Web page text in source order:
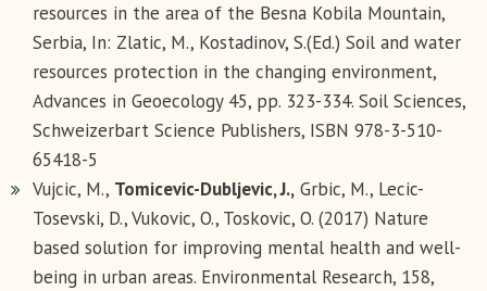
resources in the area of the Besna Kobila Mountain,
Serbia, In: Zlatic, M., Kostadinov, S.(Ed.) Soil and water
resources protection in the changing environment,
Advances in Geoecology 45, pp. 323-334. Soil Sciences,
Schweizerbart Science Publishers, ISBN 978-3-510-
65418-5
Vujcic, M., Tomicevic-Dubljevic, J., Grbic, M., Lecic-
Tosevski, D., Vukovic, O., Toskovic, O. (2017) Nature
based solution for improving mental health and well-
being in urban areas. Environmental Research, 158,